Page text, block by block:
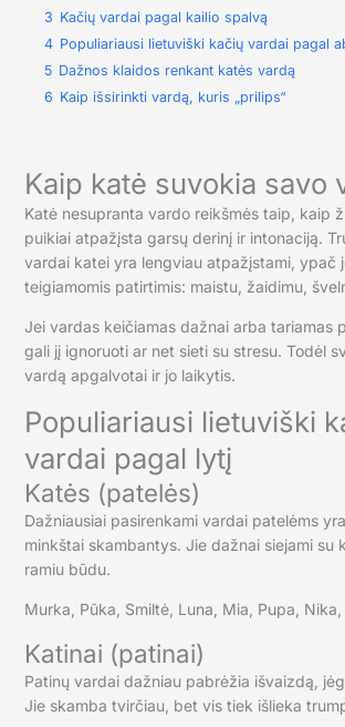
3 Kačių vardai pagal kailio spalvą
4 Populiariausi lietuviški kačių vardai pagal
5 Dažnos klaidos renkant katės vardą
6 Kaip išsirinkti vardą, kuris „prilips“
Kaip katė suvokia savo
Katė nesupranta vardo reikšmės taip, kaip
puikiai atpažįsta garsų derinį ir intonaciją.
vardai katei yra lengviau atpažįstami, ypač
teigiamomis patirtimis: maistu, žaidimu,
Jei vardas keičiamas dažnai arba tariamas
gali jį ignoruoti ar net sieti su stresu. Todėl
vardą apgalvotai ir jo laikytis.
Populiariausi lietuviški
vardai pagal lytį
Katės (patelės)
Dažniausiai pasirenkami vardai patelėms
minkštai skambantys. Jie dažnai siejami su
ramiu būdu.
Murka, Pūka, Smiltė, Luna, Mia, Pupa, Nika,
Katinai (patinai)
Patinų vardai dažniau pabrėžia išvaizdą,
Jie skamba tvirčiau, bet vis tiek išlieka